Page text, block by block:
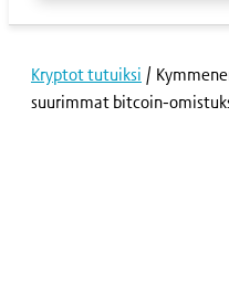
Kryptot tutuiksi /
suurimmat bitcoin-